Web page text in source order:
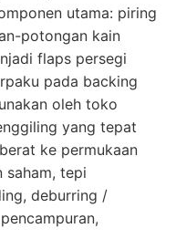
utama: piring
potongan kain
flaps persegi
pada backing
oleh toko
yang tepat
berat ke permukaan
saham, tepi
, deburring /
pencampuran,